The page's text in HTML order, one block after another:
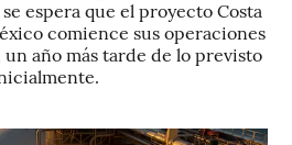
espera que el proyecto Costa
comience sus operaciones
año más tarde de lo previsto